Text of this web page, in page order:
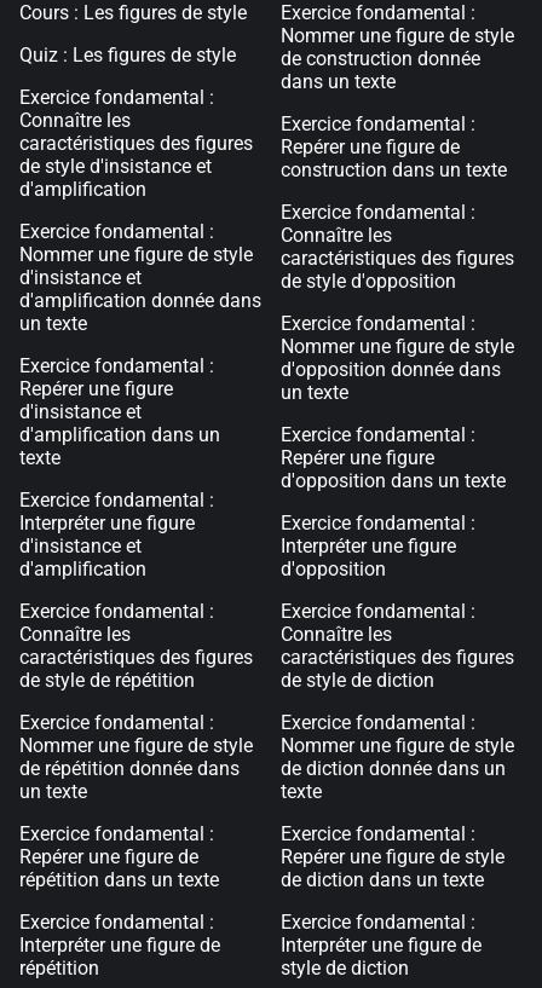
Cours : Les figures de style
Quiz : Les figures de style
Exercice fondamental :
Connaître les
caractéristiques des figures
de style d'insistance et
d'amplification
Exercice fondamental :
Nommer une figure de style
d'insistance et
d'amplification donnée dans
un texte
Exercice fondamental :
Repérer une figure
d'insistance et
d'amplification dans un
texte
Exercice fondamental :
Interpréter une figure
d'insistance et
d'amplification
Exercice fondamental :
Connaître les
caractéristiques des figures
de style de répétition
Exercice fondamental :
Nommer une figure de style
de répétition donnée dans
un texte
Exercice fondamental :
Repérer une figure de
répétition dans un texte
Exercice fondamental :
Interpréter une figure de
répétition
Exercice fondamental :
Nommer une figure de style
de construction donnée
dans un texte
Exercice fondamental :
Repérer une figure de
construction dans un texte
Exercice fondamental :
Connaître les
caractéristiques des figures
de style d'opposition
Exercice fondamental :
Nommer une figure de style
d'opposition donnée dans
un texte
Exercice fondamental :
Repérer une figure
d'opposition dans un texte
Exercice fondamental :
Interpréter une figure
d'opposition
Exercice fondamental :
Connaître les
caractéristiques des figures
de style de diction
Exercice fondamental :
Nommer une figure de style
de diction donnée dans un
texte
Exercice fondamental :
Repérer une figure de style
de diction dans un texte
Exercice fondamental :
Interpréter une figure de
style de diction